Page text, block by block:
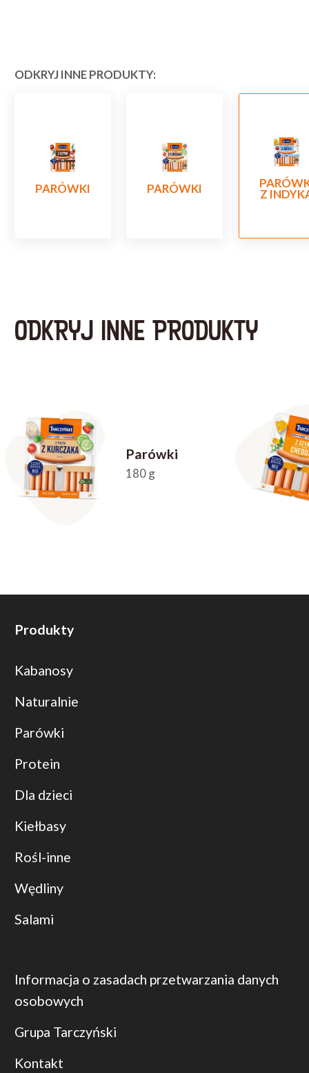
ODKRYJ INNE PRODUKTY:
PARÓWKI PARÓWKI Z
ODKRYJ INNE PRODUKTY
Parówki
180 g
Produkty
Kabanosy
Naturalnie
Parówki
Protein
Dla dzieci
Kiełbasy
Rośl-inne
Wędliny
Salami
Informacja o zasadach przetwarzania danych
osobowych
Grupa Tarczyński
Kontakt